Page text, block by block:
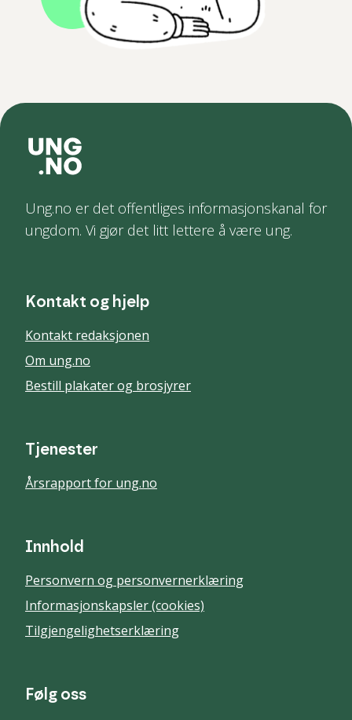
Ung.no er det offentliges informasjonskanal for
ungdom. Vi gjør det litt lettere å være ung.
Kontakt og hjelp
Kontakt redaksjonen
Om ung.no
Bestill plakater og brosjyrer
Tjenester
Årsrapport for ung.no
Innhold
Personvern og personvernerklæring
Informasjonskapsler (cookies)
Tilgjengelighetserklæring
Følg oss